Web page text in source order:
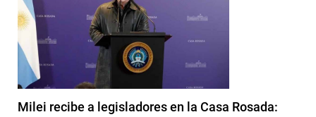
Milei recibe a legisladores en la Casa Rosada: